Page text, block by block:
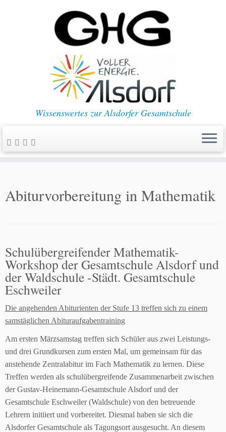
Wissenswertes zur Alsdorfer Gesamtschule
Abiturvorbereitung in Mathematik
Schulübergreifender Mathematik-
Workshop der Gesamtschule Alsdorf und
der Waldschule -Städt. Gesamtschule
Eschweiler
Die angehenden Abiturienten der Stufe 13 treffen sich zu einem
samstäglichen Abituraufgabentraining
Am ersten Märzsamstag treffen sich Schüler aus zwei Leistungs-
und drei Grundkursen zum ersten Mal, um gemeinsam für das
anstehende Zentralabitur im Fach Mathematik zu lernen. Diese
Treffen werden als schulübergreifende Zusammenarbeit zwischen
der Gustav-Heinemann-Gesamtschule Alsdorf und der
Gesamtschule Eschweiler (Waldschule) von den betreuende
Lehrern initiiert und vorbereitet. Diesmal haben sie sich die
Alsdorfer Gesamtschule als Tagungsort ausgesucht. An diesem